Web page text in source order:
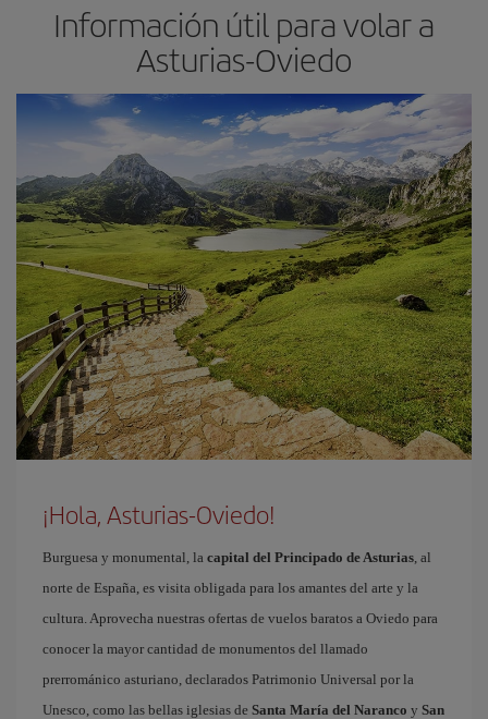
Información útil para volar a
Asturias-Oviedo
¡Hola, Asturias-Oviedo!
Burguesa y monumental, la capital del Principado de Asturias, al
norte de España, es visita obligada para los amantes del arte y la
cultura. Aprovecha nuestras ofertas de vuelos baratos a Oviedo para
conocer la mayor cantidad de monumentos del llamado
prerrománico asturiano, declarados Patrimonio Universal por la
Unesco, como las bellas iglesias de Santa María del Naranco y San